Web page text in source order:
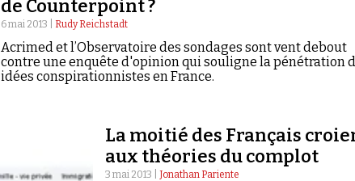
de Counterpoint ?
6 mai 2013 | Rudy Reichstadt
Acrimed et l’Observatoire des sondages sont vent debout
contre une enquête d'opinion qui souligne la pénétration
idées conspirationnistes en France.
La moitié des Français
aux théories du complot
3 mai 2013 |Jonathan Pariente